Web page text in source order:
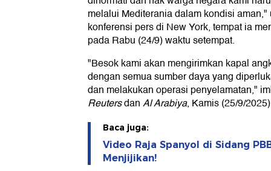
melalui Mediterania dalam kondisi
konferensi pers di New York, tempat ia
pada Rabu (24/9) waktu setempat.
"Besok kami akan mengirimkan kapal
dengan semua sumber daya yang
dan melakukan operasi penyelamatan,"
ReutersdanAl Arabiya, Kamis (25/9/
Baca juga:
Video Raja Spanyol di Sidang
Menjijikan!